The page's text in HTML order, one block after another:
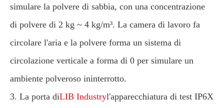
simulare la polvere di sabbia, con una concentrazione
di polvere di 2 kg ~ 4 kg/m³. La camera di lavoro fa
circolare l'aria e la polvere forma un sistema di
circolazione verticale a forma di 0 per simulare un
ambiente polveroso ininterrotto.
3. La porta diLIB Industryl'apparecchiatura di test IP6X